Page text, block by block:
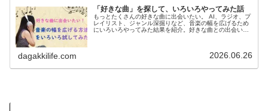
「好きな曲」を探して、いろいろやってみた話
もっとたくさんの好きな曲に出会いたい。 AI、ラジオ、プ
レイリスト、ジャンル深掘りなど、音楽の幅を広げるため
にいろいろやってみた結果を紹介。好きな曲との出会い方
dagakkilife.com 2026.06.26